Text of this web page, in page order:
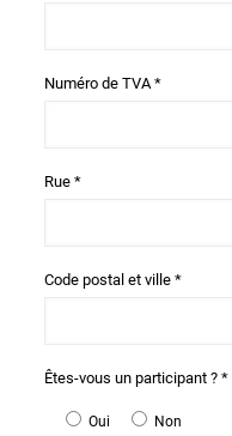
Numéro de TVA *
Rue *
Code postal et ville *
Êtes-vous un participant ? *
Oui Non